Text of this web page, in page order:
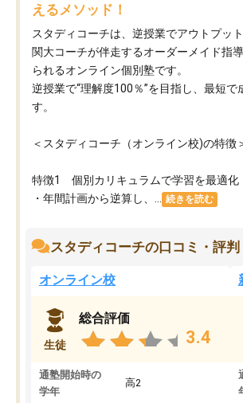
えるメソッド！
スタディコーチは、逆授業でアウトプッ
関大コーチが伴走するオーダーメイド指
られるオンライン個別塾です。
逆授業で“理解度100％”を目指し、最短で
す。
＜スタディコーチ（オンライン校)の特徴
特徴1 個別カリキュラムで学習を最適化
・年間計画から逆算し、...
続きを読む
スタディコーチの口コミ・評判
オンライン校
生徒
総合評価
3.4
通塾開始時の
学年
高2